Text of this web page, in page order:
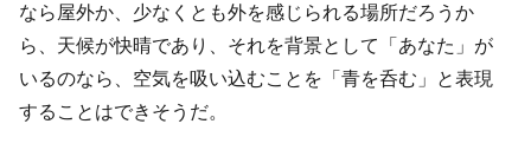
なら屋外か、少なくとも外を感じられる場所だろうか
ら、天候が快晴であり、それを背景として「あなた」が
いるのなら、空気を吸い込むことを「青を呑む」と表現
することはできそうだ。